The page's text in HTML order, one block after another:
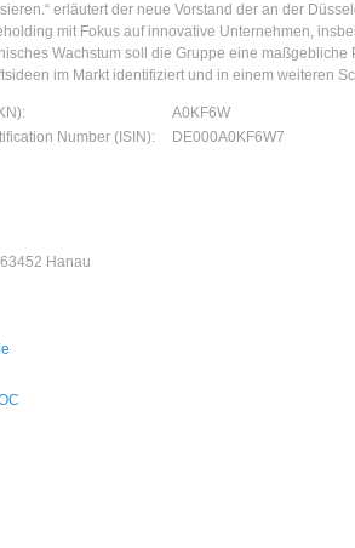
erläutert der neue Vorstand der an der
mit Fokus auf innovative Unternehmen,
Wachstum soll die Gruppe eine
im Markt identifiziert und in einem weiteren
A0KF6W
Number (ISIN):
DE000A0KF6W7
Hanau